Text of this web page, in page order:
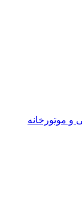
موتورخانه